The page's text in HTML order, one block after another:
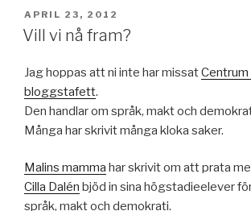
PUBLICERAT
APRIL 23, 2012
Vill vi nå fram?
Jag hoppas att ni inte har missat
bloggstafett.
Den handlar om språk, makt och
Många har skrivit många kloka saker.
Malins mamma har skrivit om att prata
Cilla Dalén bjöd in sina högstadieelever
språk, makt och demokrati.